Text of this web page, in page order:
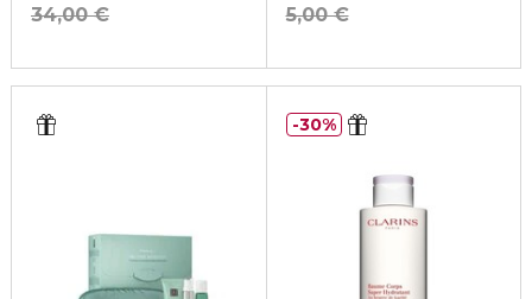
34,00 €
5,00 €
30%